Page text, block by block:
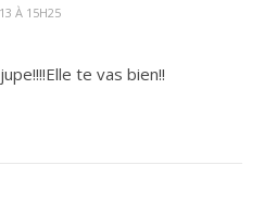
À 15H25
te vas bien!!